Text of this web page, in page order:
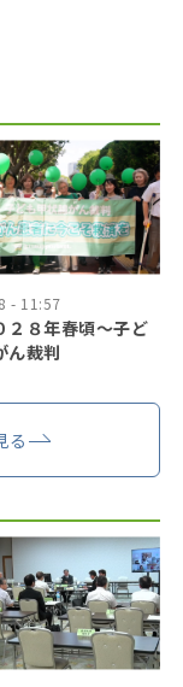
- 11:57
２８年春頃〜子ど
ん裁判
る